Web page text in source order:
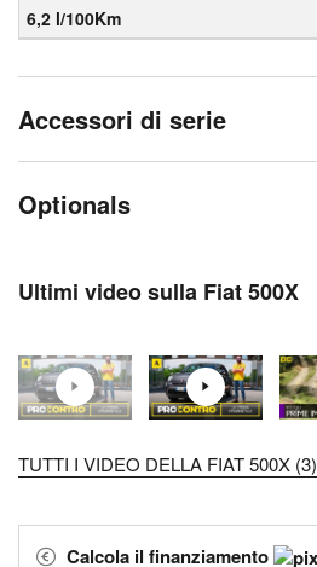
6,2 l/100Km
Accessori di serie
Optionals
Ultimi video sulla Fiat 500X
TUTTI I VIDEO DELLA FIAT 500X (3)
Calcola il finanziamento